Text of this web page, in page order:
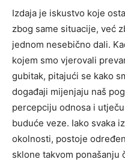
Izdaja je iskustvo koje
zbog same situacije, već
jednom nesebično dali.
kojem smo vjerovali
gubitak, pitajući se kako
događaji mijenjaju naš
percepciju odnosa i
buduće veze. Iako svaka
okolnosti, postoje
sklone takvom ponašanju